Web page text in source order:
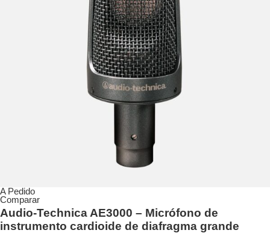
A Pedido
Comparar
Audio-Technica AE3000 – Micrófono de
instrumento cardioide de diafragma grande